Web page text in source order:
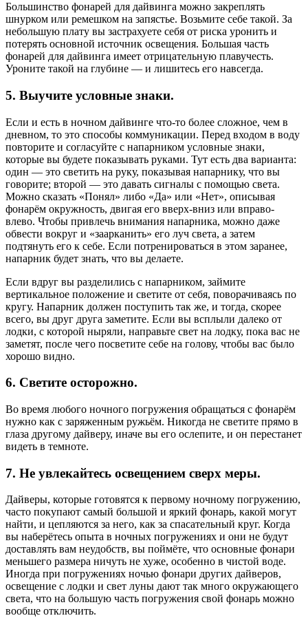
Большинство фонарей для дайвинга можно закреплять
шнурком или ремешком на запястье. Возьмите себе такой. За
небольшую плату вы застрахуете себя от риска уронить и
потерять основной источник освещения. Большая часть
фонарей для дайвинга имеет отрицательную плавучесть.
Уроните такой на глубине — и лишитесь его навсегда.
5. Выучите условные знаки.
Если и есть в ночном дайвинге что-то более сложное, чем в
дневном, то это способы коммуникации. Перед входом в воду
повторите и согласуйте с напарником условные знаки,
которые вы будете показывать руками. Тут есть два варианта:
один — это светить на руку, показывая напарнику, что вы
говорите; второй — это давать сигналы с помощью света.
Можно сказать «Понял» либо «Да» или «Нет», описывая
фонарём окружность, двигая его вверх-вниз или вправо-
влево. Чтобы привлечь внимания напарника, можно даже
обвести вокруг и «заарканить» его луч света, а затем
подтянуть его к себе. Если потренироваться в этом заранее,
напарник будет знать, что вы делаете.
Если вдруг вы разделились с напарником, займите
вертикальное положение и светите от себя, поворачиваясь по
кругу. Напарник должен поступить так же, и тогда, скорее
всего, вы друг друга заметите. Если вы всплыли далеко от
лодки, с которой ныряли, направьте свет на лодку, пока вас не
заметят, после чего посветите себе на голову, чтобы вас было
хорошо видно.
6. Светите осторожно.
Во время любого ночного погружения обращаться с фонарём
нужно как с заряженным ружьём. Никогда не светите прямо в
глаза другому дайверу, иначе вы его ослепите, и он перестанет
видеть в темноте.
7. Не увлекайтесь освещением сверх меры.
Дайверы, которые готовятся к первому ночному погружению,
часто покупают самый большой и яркий фонарь, какой могут
найти, и цепляются за него, как за спасательный круг. Когда
вы наберётесь опыта в ночных погружениях и они не будут
доставлять вам неудобств, вы поймёте, что основные фонари
меньшего размера ничуть не хуже, особенно в чистой воде.
Иногда при погружениях ночью фонари других дайверов,
освещение с лодки и свет луны дают так много окружающего
света, что на большую часть погружения свой фонарь можно
вообще отключить.